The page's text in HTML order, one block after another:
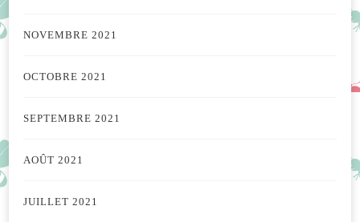
NOVEMBRE 2021
OCTOBRE 2021
SEPTEMBRE 2021
AOÛT 2021
JUILLET 2021